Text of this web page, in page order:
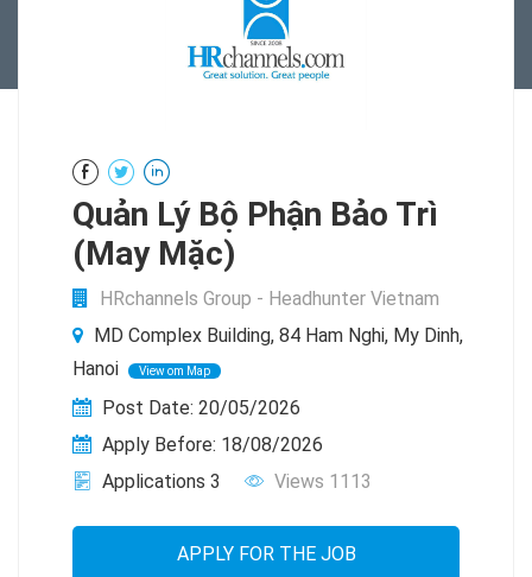
Quản Lý Bộ Phận Bảo Trì
(May Mặc)
HRchannels Group - Headhunter Vietnam
MD Complex Building, 84 Ham Nghi, My Dinh,
Hanoi
View om Map
Post Date: 20/05/2026
Apply Before: 18/08/2026
Applications 3
Views 1113
APPLY FOR THE JOB